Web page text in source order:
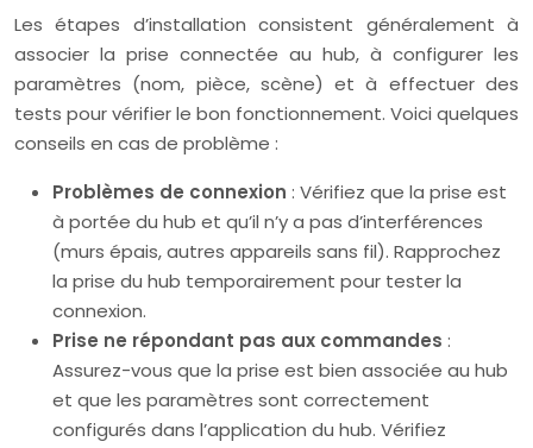
Les étapes d’installation consistent généralement à
associer la prise connectée au hub, à configurer les
paramètres (nom, pièce, scène) et à effectuer des
tests pour vérifier le bon fonctionnement. Voici quelques
conseils en cas de problème :
Problèmes de connexion : Vérifiez que la prise est
à portée du hub et qu’il n’y a pas d’interférences
(murs épais, autres appareils sans fil). Rapprochez
la prise du hub temporairement pour tester la
connexion.
Prise ne répondant pas aux commandes :
Assurez-vous que la prise est bien associée au hub
et que les paramètres sont correctement
configurés dans l’application du hub. Vérifiez